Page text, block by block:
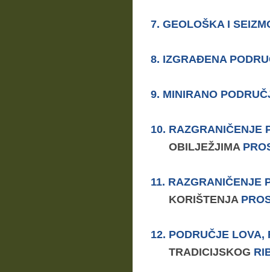
7. GEOLOŠKA I
8. IZGRAĐENA
9. MINIRANO PODRUČ
10. RAZGRANIČENJE
OBILJEŽJIMA
11. RAZGRANIČENJE
KORIŠTENJA
12. PODRUČJE LOVA,
TRADICIJSKOG